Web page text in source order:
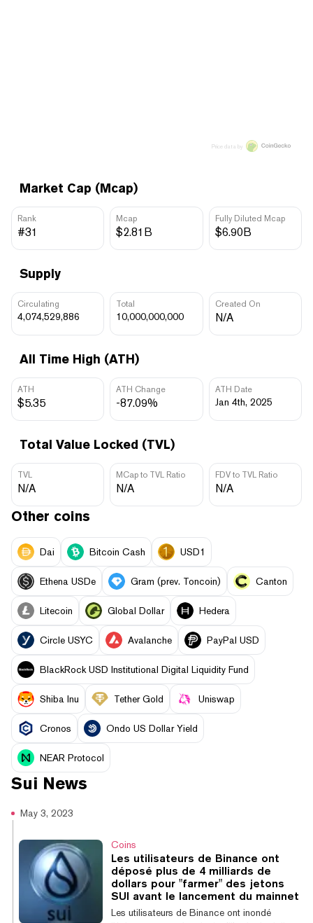
Market Cap (Mcap)
Rank
#31
Mcap
$2.81B
Fully Diluted Mcap
$6.90B
Supply
Circulating
4,074,529,886
Total
10,000,000,000
Created On
N/A
All Time High (ATH)
ATH
$5.35
ATH Change
-87.09%
ATH Date
Jan 4th, 2025
Total Value Locked (TVL)
TVL
N/A
MCap to TVL Ratio
N/A
FDV to TVL Ratio
N/A
Price data by
Other coins
Dai Bitcoin Cash USD1
Ethena USDe Gram (prev. Toncoin) Canton
Litecoin Global Dollar Hedera
Circle USYC Avalanche PayPal USD
BlackRock USD Institutional Digital Liquidity Fund
Shiba Inu Tether Gold Uniswap
Cronos Ondo US Dollar Yield
NEAR Protocol
Sui News
May 3, 2023
Coins
Les utilisateurs de Binance ont
déposé plus de 4 milliards de
dollars pour "farmer" des jetons
SUI avant le lancement du mainnet
Les utilisateurs de Binance ont inondé